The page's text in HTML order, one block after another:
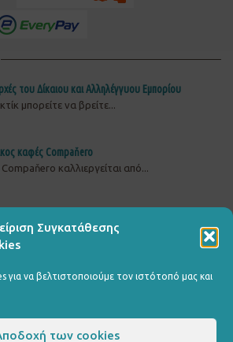
Συγκατάθεσης
για να βελτιστοποιούμε τον ιστότοπό μας και
των cookies
του Δίκαιου και Αλληλέγγυου Εμπορίου
μπορείτε να βρείτε...
καφές Compaňero
καλλιεργείται από...
ΚΑΙ ΔΙΑΔΩΣΤΕΤΗΝ ΚΑΜΠΑΝΙΑ...